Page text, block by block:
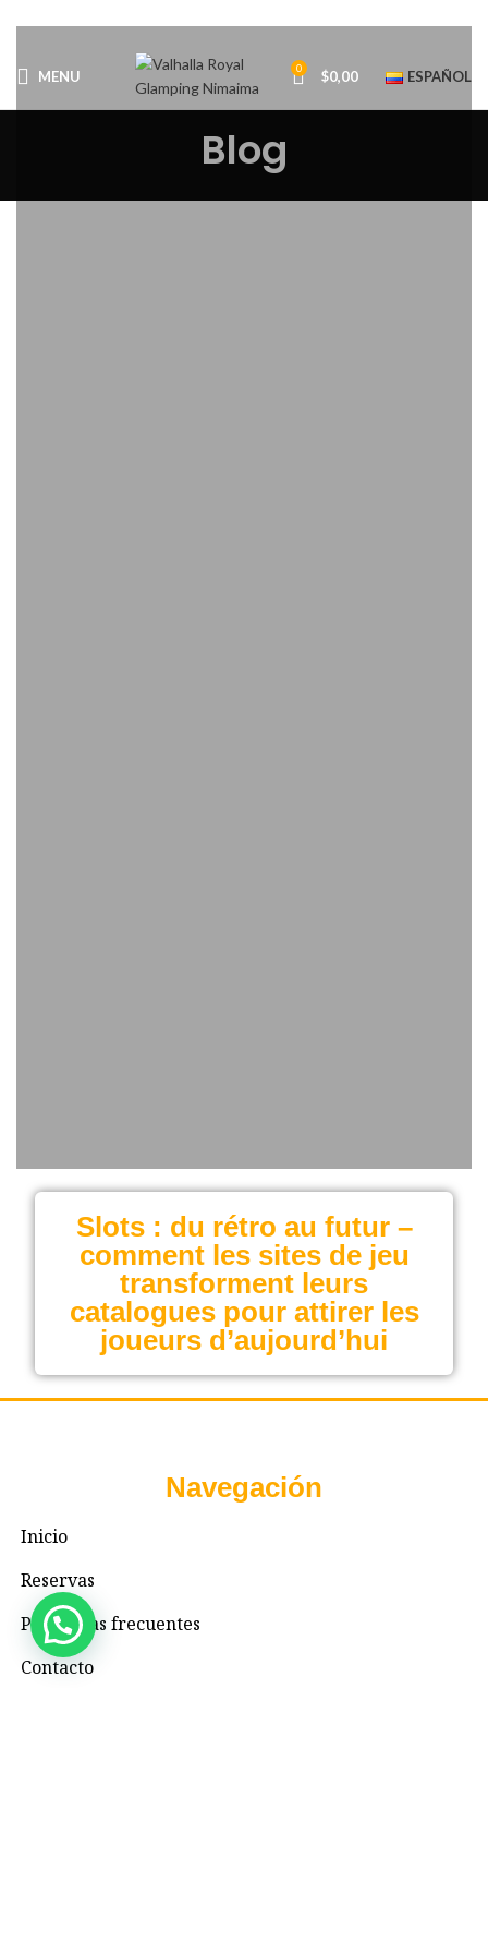
MENU 0 $0,00 ESPAÑOL
Blog
Slots : du rétro au futur –
comment les sites de jeu
transforment leurs
catalogues pour attirer les
joueurs d’aujourd’hui
Navegación
Inicio
Reservas
Preguntas frecuentes
Contacto